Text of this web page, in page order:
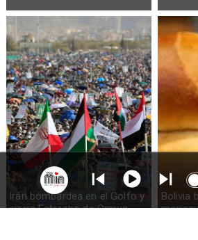
Irán bombardea en el Golfo y
cierra Estrecho de Ormuz
Bolivia